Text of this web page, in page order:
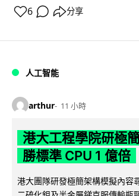
6 分享
人工智能
arthur 11 小時
港大工程學院研極
勝標準 CPU 1 億倍
港大團隊研發極簡架構模擬內容